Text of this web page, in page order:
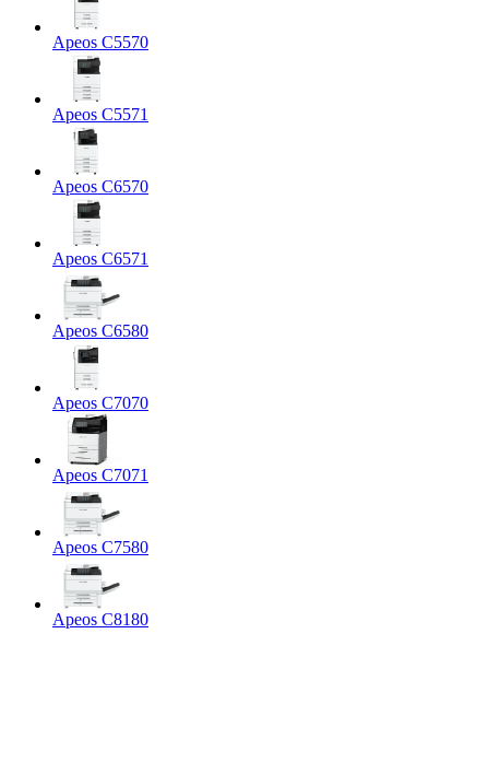
Apeos C5570
Apeos C5571
Apeos C6570
Apeos C6571
Apeos C6580
Apeos C7070
Apeos C7071
Apeos C7580
Apeos C8180